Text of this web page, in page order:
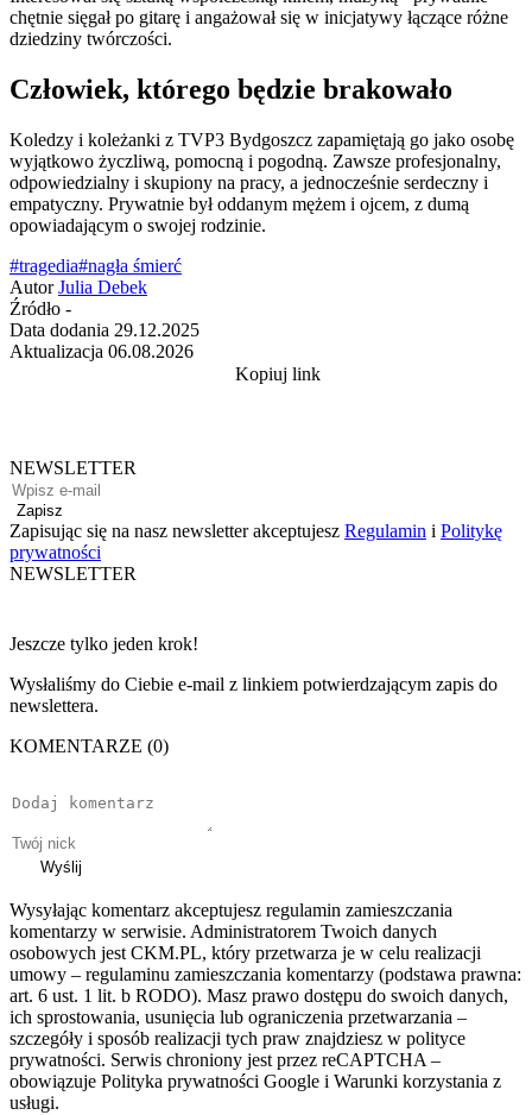
chętnie sięgał po gitarę i angażował się w inicjatywy łączące różne
dziedziny twórczości.
Człowiek, którego będzie brakowało
Koledzy i koleżanki z TVP3 Bydgoszcz zapamiętają go jako osobę
wyjątkowo życzliwą, pomocną i pogodną. Zawsze profesjonalny,
odpowiedzialny i skupiony na pracy, a jednocześnie serdeczny i
empatyczny. Prywatnie był oddanym mężem i ojcem, z dumą
opowiadającym o swojej rodzinie.
#tragedia#nagła śmierć
Autor Julia Debek
Źródło -
Data dodania 29.12.2025
Aktualizacja 06.08.2026
Kopiuj link
NEWSLETTER
Zapisz
Zapisując się na nasz newsletter akceptujesz Regulamin i Politykę
prywatności
NEWSLETTER
Jeszcze tylko jeden krok!
Wysłaliśmy do Ciebie e-mail z linkiem potwierdzającym zapis do
newslettera.
KOMENTARZE (0)
Wyślij
Wysyłając komentarz akceptujesz regulamin zamieszczania
komentarzy w serwisie. Administratorem Twoich danych
osobowych jest CKM.PL, który przetwarza je w celu realizacji
umowy – regulaminu zamieszczania komentarzy (podstawa prawna:
art. 6 ust. 1 lit. b RODO). Masz prawo dostępu do swoich danych,
ich sprostowania, usunięcia lub ograniczenia przetwarzania –
szczegóły i sposób realizacji tych praw znajdziesz w polityce
prywatności. Serwis chroniony jest przez reCAPTCHA –
obowiązuje Polityka prywatności Google i Warunki korzystania z
usługi.